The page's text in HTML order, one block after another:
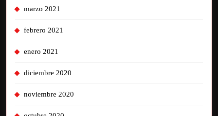
marzo 2021
febrero 2021
enero 2021
diciembre 2020
noviembre 2020